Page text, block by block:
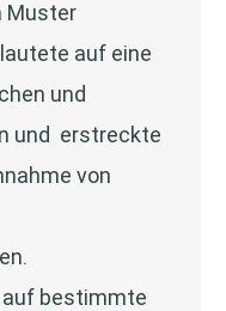
Muster
auf eine
und
und erstreckte
von
auf bestimmte